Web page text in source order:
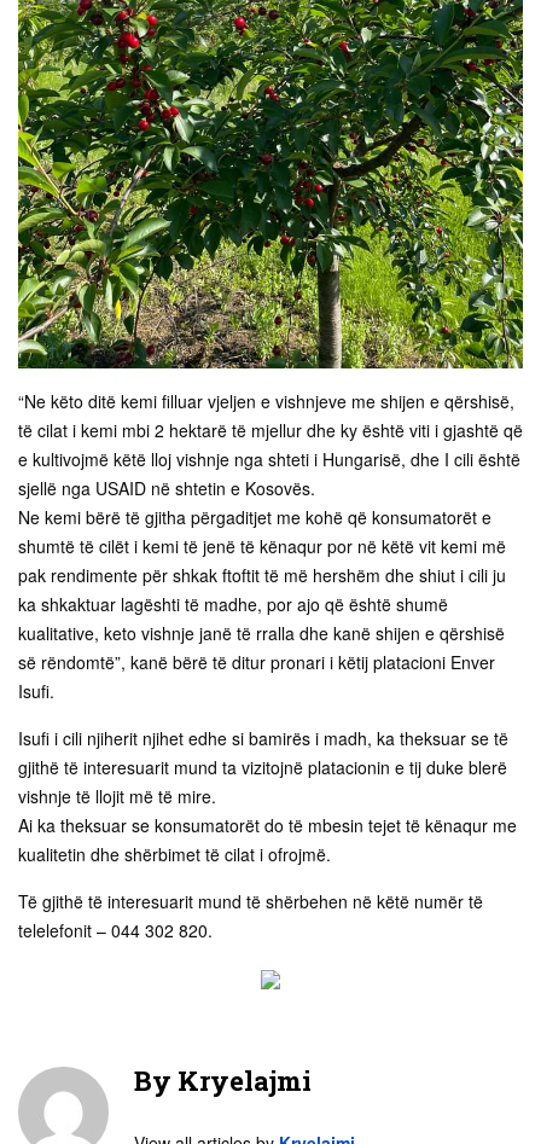
“Ne këto ditë kemi filluar vjeljen e vishnjeve me shijen e qërshisë,
të cilat i kemi mbi 2 hektarë të mjellur dhe ky është viti i gjashtë që
e kultivojmë këtë lloj vishnje nga shteti i Hungarisë, dhe I cili është
sjellë nga USAID në shtetin e Kosovës.
Ne kemi bërë të gjitha përgaditjet me kohë që konsumatorët e
shumtë të cilët i kemi të jenë të kënaqur por në këtë vit kemi më
pak rendimente për shkak ftoftit të më hershëm dhe shiut i cili ju
ka shkaktuar lagështi të madhe, por ajo që është shumë
kualitative, keto vishnje janë të rralla dhe kanë shijen e qërshisë
së rëndomtë”, kanë bërë të ditur pronari i këtij platacioni Enver
Isufi.
Isufi i cili njiherit njihet edhe si bamirës i madh, ka theksuar se të
gjithë të interesuarit mund ta vizitojnë platacionin e tij duke blerë
vishnje të llojit më të mire.
Ai ka theksuar se konsumatorët do të mbesin tejet të kënaqur me
kualitetin dhe shërbimet të cilat i ofrojmë.
Të gjithë të interesuarit mund të shërbehen në këtë numër të
telelefonit – 044 302 820.
By Kryelajmi